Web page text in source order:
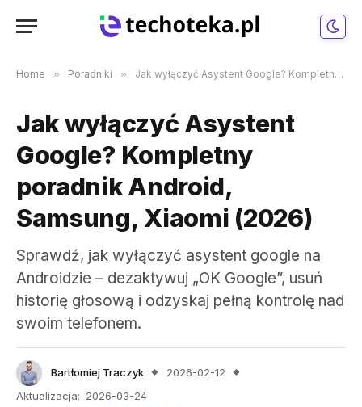
Home » Poradniki » Jak wyłączyć Asystent Google? Kompletny poradnik Android, Samsung, Xiaomi (2026)
Jak wyłączyć Asystent
Google? Kompletny
poradnik Android,
Samsung, Xiaomi (2026)
Sprawdź, jak wyłączyć asystent google na
Androidzie – dezaktywuj „OK Google”, usuń
historię głosową i odzyskaj pełną kontrolę nad
swoim telefonem.
Bartłomiej Traczyk
2026-02-12
Aktualizacja: 2026-03-24